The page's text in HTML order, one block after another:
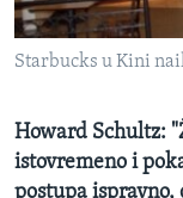
MAGAZIN
O GLASU AMERIKE
Learning English
PRATITE NAS
Starbucks u Kini
Howard Schultz:
istovremeno i
postupa ispravno,